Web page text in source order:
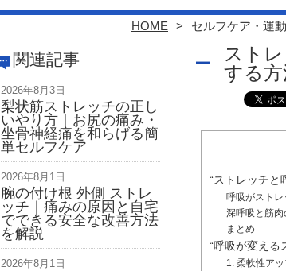
HOME セルフケア・運動
関連記事
2026年8月3日
梨状筋ストレッチの正し
いやり方｜お尻の痛み・
坐骨神経痛を和らげる簡
単セルフケア
2026年8月1日
腕の付け根 外側 ストレ
ッチ｜痛みの原因と自宅
でできる安全な改善方法
を解説
2026年8月1日
スト
する方
“ストレッチと
呼吸がスト
深呼吸と筋肉
まとめ
“呼吸が変え
1. 柔軟性アッ